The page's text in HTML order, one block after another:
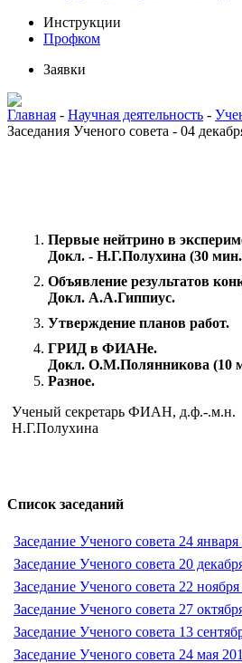
Инструкции
Профком
Заявки
Главная - Научная деятельность -
Заседания Ученого совета - 04
Первые нейтрино в
Докл. - Н.Г.Полухина (30
Объявление результатов
Докл. А.А.Гиппиус.
Утверждение планов работ.
ГРИД в ФИАНе.
Докл. О.М.Полянникова (10
Разное.
Ученый секретарь ФИАН, д.ф.-.м.н.
Н.Г.Полухина
Список заседаний
Заседание Ученого совета 24 января
Заседание Ученого совета 20
Заседание Ученого совета 22 ноября
Заседание Ученого совета 27
Заседание Ученого совета 13
Заседание Ученого совета 24 мая